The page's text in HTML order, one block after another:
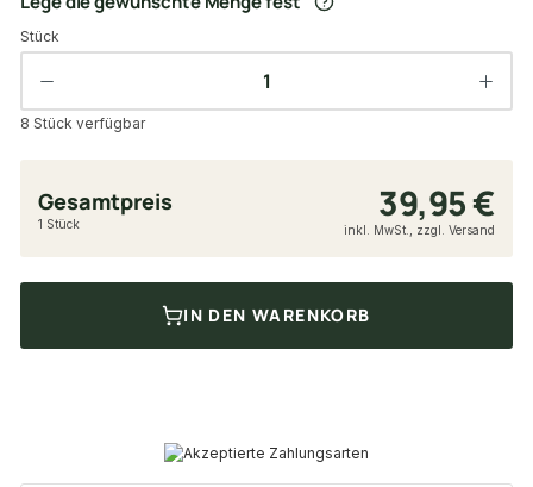
Stück
8 Stück verfügbar
Gesamtpreis 39,95 €
1 Stück inkl. MwSt., zzgl. Versand
IN DEN WARENKORB